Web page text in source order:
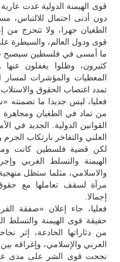
قوى الهيمنة الدولية غدت
دون أدنى احتمال للالتباس،
الطغيان جهرا، ولا تتحرج من
قوى ودول العالم، والسيطرة
ما أمسى في فلسطين سيصبح
كثيرون، وظلوا يغفلون عنها
المعطيات والمؤشرات لمسار
تمدد اغتصاب الحقوق والاستلاب
فعليا، ليس جديدا ما
من تماد في الطغيان
القوانين الدولية. الجديد في
العلني والتفاخر بارتكاب الجرم
لكن قضية فلسطين كانت
الهيمنة والتسلط الغربي
والاسلامي، مثلما ستظل
مرآة لسقف تعاملها مع حقوق
إجمالا.
فعليا، جاء إعلان «صفقة
حقيقة قوى الهيمنة والتسلط
من دثاراتها الخادعة، إثر
العربي والإسلامي، وإغراقه بين
نجحت قوى الشر على مدى